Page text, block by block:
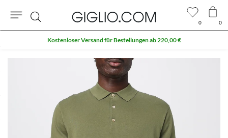
0 0
Suche
Kostenloser Versand für Bestellungen ab 220,00 €